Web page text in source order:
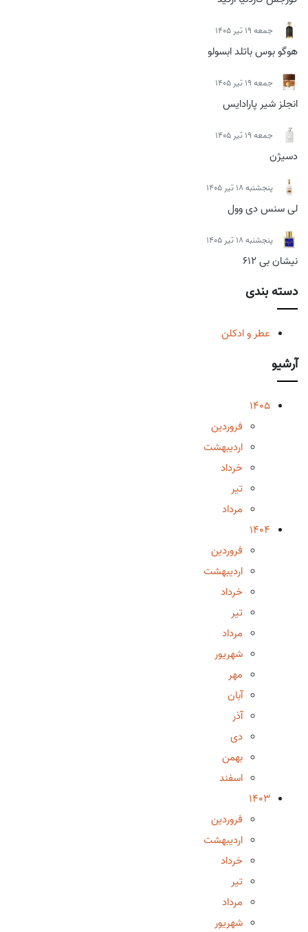
جمعه 19 تیر 1405
هوگو بوس باتلد ابسولو
جمعه 19 تیر 1405
انجلز شیر پارادایس
جمعه 19 تیر 1405
دسیژن
پنجشنبه 18 تیر 1405
لی سنس دی وول
پنجشنبه 18 تیر 1405
نیشان بی 612
دسته بندی
عطر و ادکلن
آرشیو
1405
فروردین
اردیبهشت
خرداد
تیر
مرداد
1404
فروردین
اردیبهشت
خرداد
تیر
مرداد
شهریور
مهر
آبان
آذر
دی
بهمن
اسفند
1403
فروردین
اردیبهشت
خرداد
تیر
مرداد
شهریور